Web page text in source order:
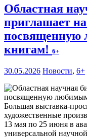
Областная
приглашает
посвященную
книгам! 6+
30.05.2026 Новости, 6+
Большая выставка-
художественные
13 мая по 25 июня в
универсальной